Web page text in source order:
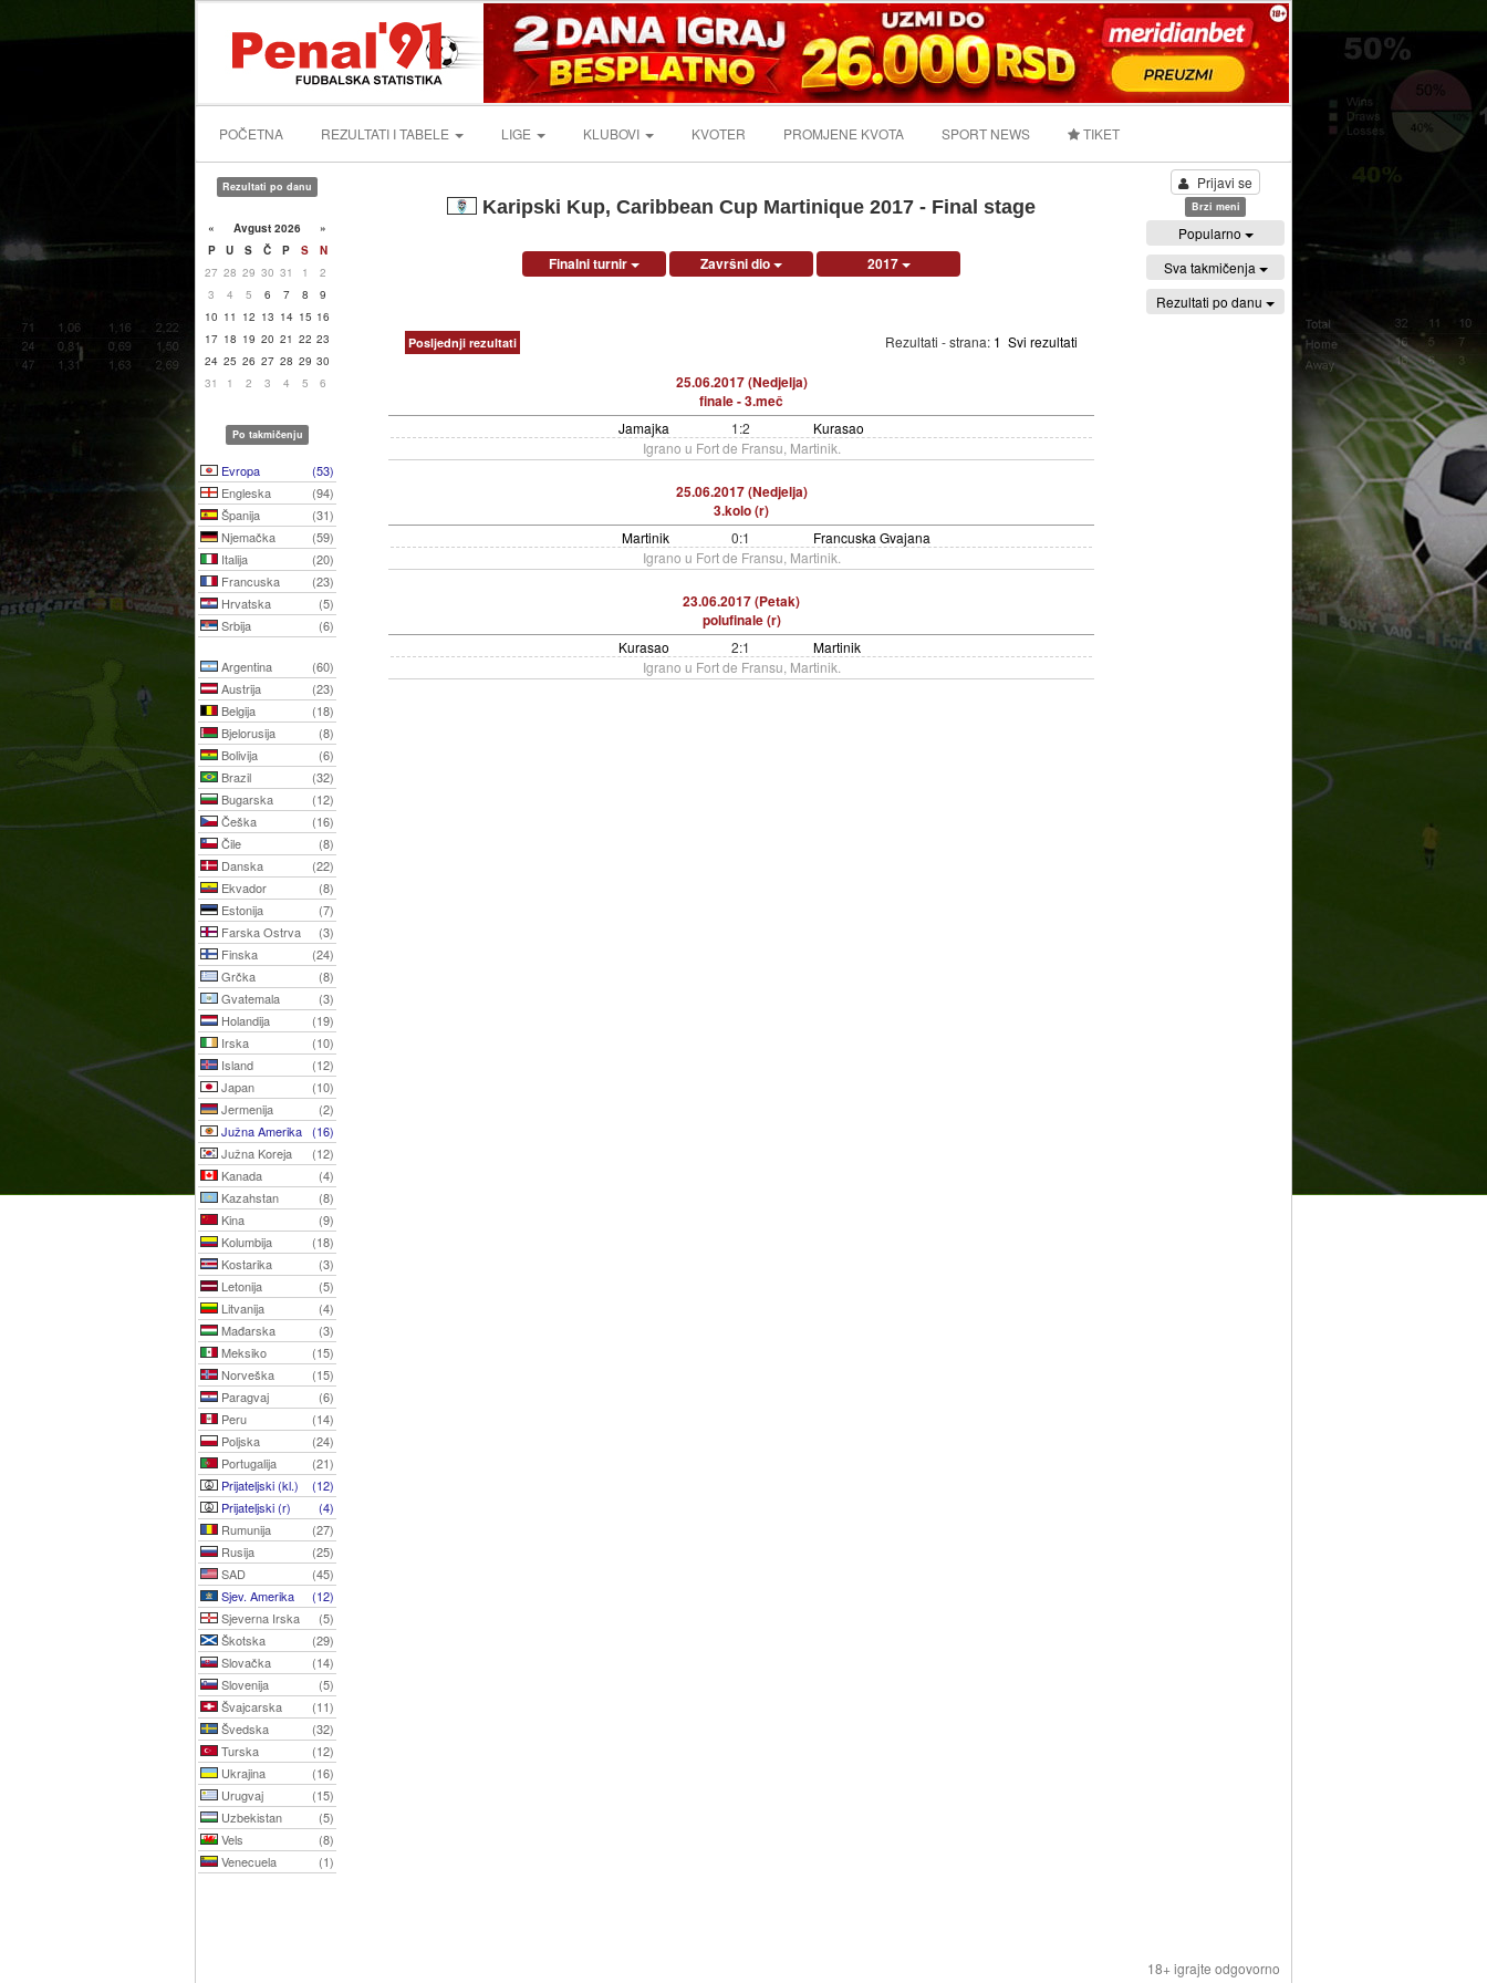
POČETNA REZULTATI I TABELE LIGE KLUBOVI KVOTER PROMJENE KVOTA SPORT NEWS TIKET
Rezultati po danu
« Avgust 2026
»
P
U S Č P S
N
27 28 29 30 31 1
2
3
4 5 6 7 8
9
10 11 12 13 14 15 16
17 18 19 20 21 22 23
24 25 26 27 28 29 30
31
1 2 3 4 5 6
Po takmičenju
Evropa
(53)
Engleska
(94)
Španija
(31)
Njemačka
(59)
Italija
(20)
Francuska
(23)
Hrvatska
(5)
Srbija
(6)
Argentina
(60)
Austrija
(23)
Belgija
(18)
Bjelorusija
(8)
Bolivija
(6)
Brazil
(32)
Bugarska
(12)
Češka
(16)
Čile
(8)
Danska
(22)
Ekvador
(8)
Estonija
(7)
Farska Ostrva
(3)
Finska
(24)
Grčka
(8)
Gvatemala
(3)
Holandija
(19)
Irska
(10)
Island
(12)
Japan
(10)
Jermenija
(2)
Južna Amerika (16)
Južna Koreja
(12)
Kanada
(4)
Kazahstan
(8)
Kina
(9)
Kolumbija
(18)
Kostarika
(3)
Letonija
(5)
Litvanija
(4)
Mađarska
(3)
Meksiko
(15)
Norveška
(15)
Paragvaj
(6)
Peru
(14)
Poljska
(24)
Portugalija
(21)
Prijateljski (kl.)
(12)
Prijateljski (r)
(4)
Rumunija
(27)
Rusija
(25)
SAD
(45)
Sjev. Amerika
(12)
Sjeverna Irska
(5)
Škotska
(29)
Slovačka
(14)
Slovenija
(5)
Švajcarska
(11)
Švedska
(32)
Turska
(12)
Ukrajina
(16)
Urugvaj
(15)
Uzbekistan
(5)
Vels
(8)
Venecuela
(1)
Karipski Kup, Caribbean Cup Martinique 2017 - Final stage
Finalni turnir Završni dio 2017
Posljednji rezultati Rezultati - strana: 1 Svi rezultati
25.06.2017 (Nedjelja)
finale - 3.meč
Jamajka 1:2
Kurasao
Igrano u Fort de Fransu, Martinik.
25.06.2017 (Nedjelja)
3.kolo (r)
Martinik 0:1
Francuska Gvajana
Igrano u Fort de Fransu, Martinik.
23.06.2017 (Petak)
polufinale (r)
Kurasao 2:1
Martinik
Igrano u Fort de Fransu, Martinik.
Prijavi se
Brzi meni
Popularno
Sva takmičenja
Rezultati po danu
18+ igrajte odgovorno